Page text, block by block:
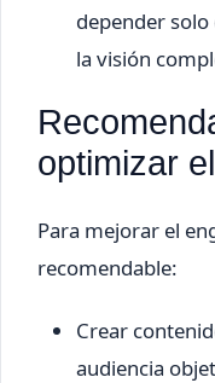
depender
la visión
optimizar
Para mejorar el
recomendable:
Crear
audiencia